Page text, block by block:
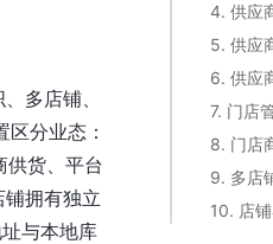
多店铺、
区分业态：
货、平台
拥有独立
与本地库
4. 供应
5. 供应
6. 供应
7. 门店
8. 门店
9. 多店
10. 店